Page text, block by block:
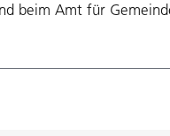
beim Amt für